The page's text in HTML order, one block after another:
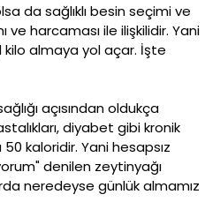
da sağlıklı besin seçimi ve
harcaması ile ilişkilidir. Yani
kilo almaya yol açar. İşte
açısından oldukça
diyabet gibi kronik
kaloridir. Yani hesapsız
denilen zeytinyağı
neredeyse günlük almamız